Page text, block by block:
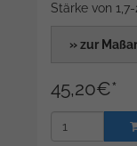
Stärke von
» zur
45,20€*